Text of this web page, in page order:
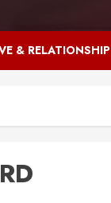
& RELATIONSHIP